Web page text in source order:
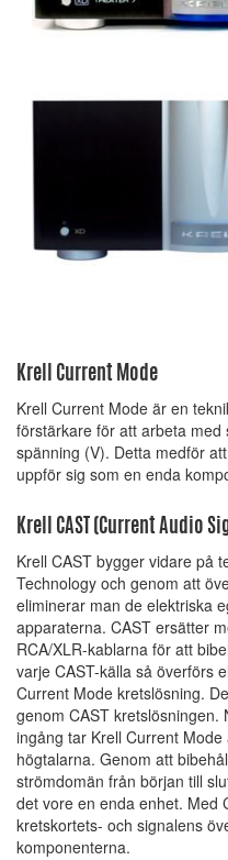
Krell Current Mode
Krell Current Mode är en
förstärkare för att arbeta
spänning (V). Detta medför
uppför sig som en enda
Krell CAST (Current Audio
Krell CAST bygger vidare på
Technology och genom att
eliminerar man de elektriska
apparaterna. CAST ersätter
RCA/XLR-kablarna för att
varje CAST-källa så överförs
Current Mode kretslösning.
genom CAST kretslösningen.
ingång tar Krell Current
högtalarna. Genom att
strömdomän från början till
det vore en enda enhet. Med
kretskortets- och signalens
komponenterna.